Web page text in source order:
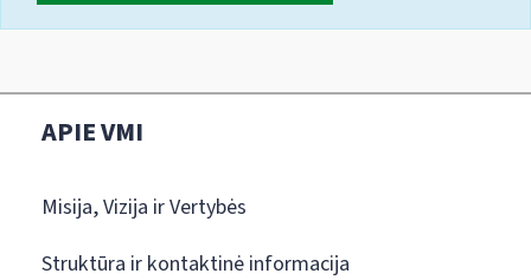
APIE VMI
Misija, Vizija ir Vertybės
Struktūra ir kontaktinė informacija